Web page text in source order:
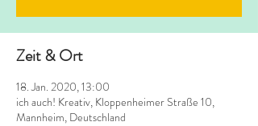
Zeit & Ort
18. Jan. 2020, 13:00
ich auch! Kreativ, Kloppenheimer Straße 10,
Mannheim, Deutschland